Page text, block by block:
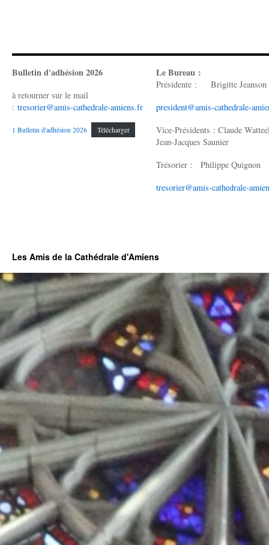
Bulletin d'adhésion 2026
à retourner sur le mail
: tresorier@amis-cathedrale-amiens.fr
1 Bulletin d'adhésion 2026 Télécharger
Le Bureau :
Présidente : Brigitte Jeanson
president@amis-cathedrale-
Vice-Présidents : Claude
Jean-Jacques Saunier
Trésorier : Philippe Quignon
tresorier@amis-cathedrale-
Les Amis de la Cathédrale d'Amiens